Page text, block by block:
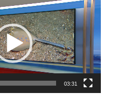
Player
03:31